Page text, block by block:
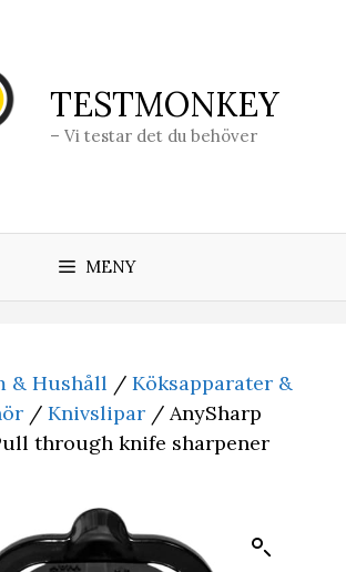
TESTMONKEY
– Vi testar det du behöver
MENY
& Hushåll / Köksapparater &
/ Knivslipar / AnySharp
through knife sharpener